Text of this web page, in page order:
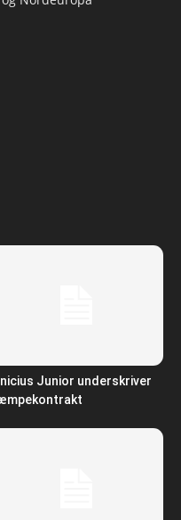
Junior underskriver